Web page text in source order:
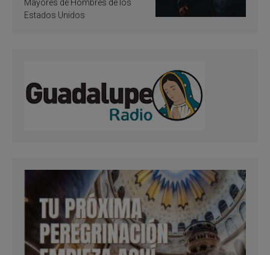
Mayores de Hombres de los
Estados Unidos